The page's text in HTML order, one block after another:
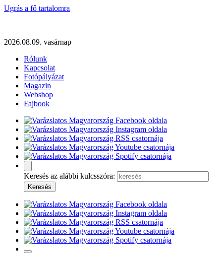
Ugrás a fő tartalomra
2026.08.09. vasárnap
Rólunk
Kapcsolat
Fotópályázat
Magazin
Webshop
Fajbook
Keresés az alábbi kulcsszóra: